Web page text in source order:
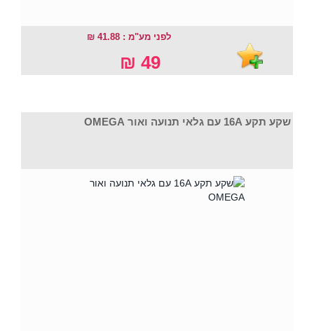
לפני מע"מ : 41.88 ₪
49 ₪
שקע תקע 16A עם גלאי תנועה ואור OMEGA